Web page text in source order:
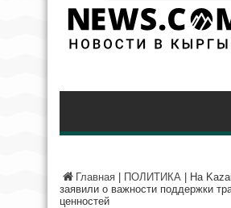
Главная ПОЛИТИКА
На
заявили о важности поддержки
ценностей